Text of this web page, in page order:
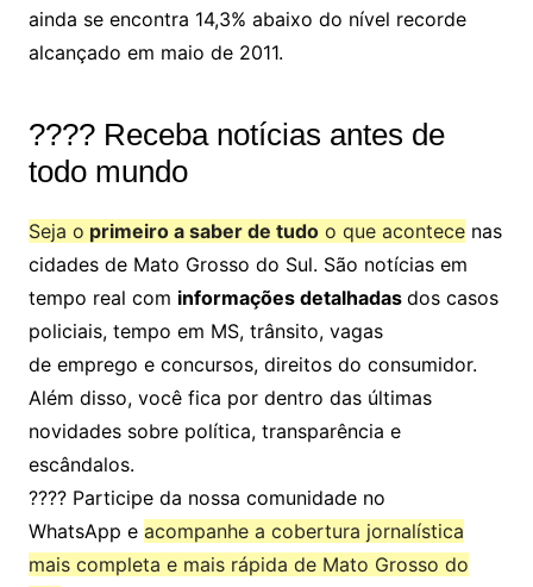
ainda se encontra 14,3% abaixo do nível recorde
alcançado em maio de 2011.
???? Receba notícias antes de
todo mundo
Seja o primeiro a saber de tudoo que acontecenas
cidades de Mato Grosso do Sul. São notícias em
tempo real com informações detalhadas dos casos
policiais, tempo em MS, trânsito, vagas
de emprego e concursos, direitos do consumidor.
Além disso, você fica por dentro das últimas
novidades sobre política, transparência e
escândalos.
???? Participe da nossa comunidade no
WhatsApp e acompanhe a cobertura jornalística
mais completa e mais rápida de Mato Grosso do